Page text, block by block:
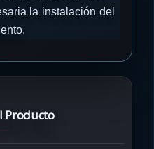
la instalación del
Producto